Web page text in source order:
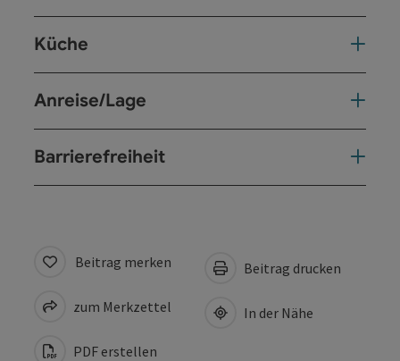
Küche
Anreise/Lage
Barrierefreiheit
Beitrag merken
zum Merkzettel
PDF erstellen
Beitrag drucken
In der Nähe